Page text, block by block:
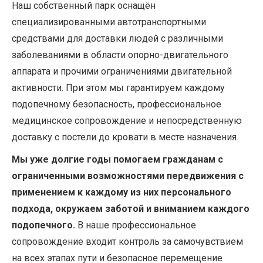
Наш собственный парк оснащён
специализированными автотранспортными
средствами для доставки людей с различными
заболеваниями в области опорно-двигательного
аппарата и прочими ограничениями двигательной
активности. При этом мы гарантируем каждому
подопечному безопасность, профессиональное
медицинское сопровождение и непосредственную
доставку с постели до кровати в месте назначения.
Мы уже долгие годы помогаем гражданам с
ограниченными возможностями передвижения с
применением к каждому из них персонального
подхода, окружаем заботой и вниманием каждого
подопечного. В наше профессиональное
сопровождение входит контроль за самочувствием
на всех этапах пути и безопасное перемещение